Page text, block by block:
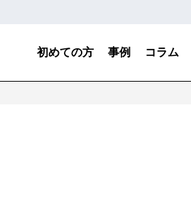
初めての方 事例 コラム